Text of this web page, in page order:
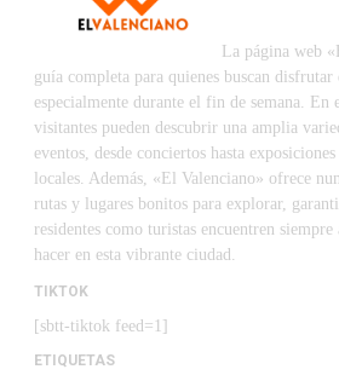
La página web
guía completa para quienes buscan
especialmente durante el fin de semana. En
visitantes pueden descubrir una amplia
eventos, desde conciertos hasta
locales. Además, «El Valenciano» ofrece
rutas y lugares bonitos para explorar,
residentes como turistas encuentren
hacer en esta vibrante ciudad.
TIKTOK
[sbtt-tiktok feed=1]
ETIQUETAS